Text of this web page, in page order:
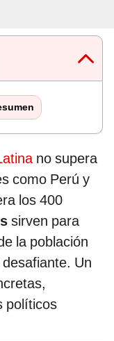
no supera
como Perú y
los 400
sirven para
la población
Un
políticos